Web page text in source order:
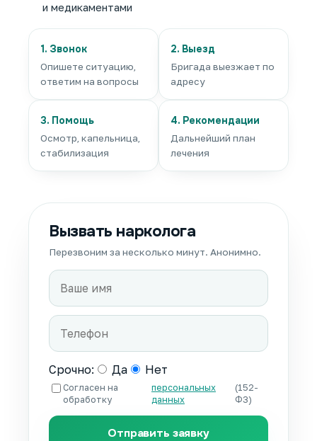
и медикаментами
1. Звонок
Опишете ситуацию,
ответим на вопросы
2. Выезд
Бригада выезжает по
адресу
3. Помощь
Осмотр, капельница,
стабилизация
4. Рекомендации
Дальнейший план
лечения
Вызвать нарколога
Перезвоним за несколько минут. Анонимно.
Срочно: Да Нет
Согласен на
обработку
персональных
данных
(152-
ФЗ)
Отправить заявку